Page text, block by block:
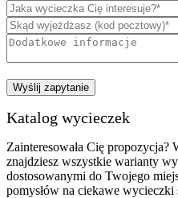
Katalog wycieczek
Zainteresowała Cię propozycja?
znajdziesz wszystkie warianty
dostosowanymi do Twojego
pomysłów na ciekawe wycieczki